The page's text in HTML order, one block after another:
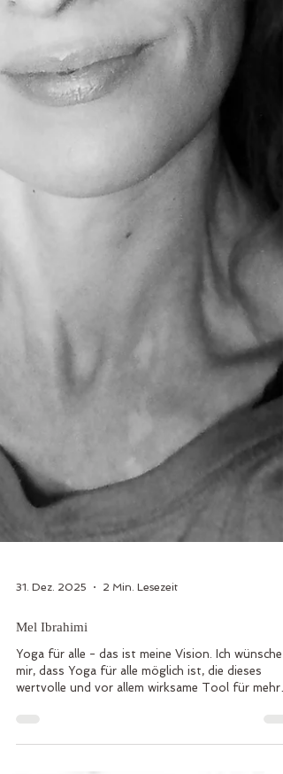
Mel Ibrahimi
Yoga für alle - das ist meine Vision. Ich wünsche
wertvolle und vor allem wirksame Tool für mehr